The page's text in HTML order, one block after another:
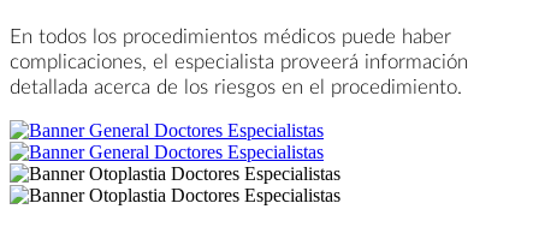
En todos los procedimientos médicos puede haber
complicaciones, el especialista proveerá información
detallada acerca de los riesgos en el procedimiento.